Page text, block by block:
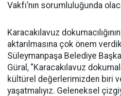
Vakfı’nın sorumluluğunda
Karacakılavuz
aktarılmasına çok önem
Süleymanpaşa Belediye
Güral, "Karacakılavuz
kültürel değerlerimizden biri
yaşatmalıyız. Geleneksel